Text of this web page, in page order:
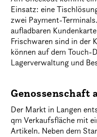
Einsatz: eine
zwei Payment-
aufladbaren
Frischwaren sind in der
können auf dem Touch-
Lagerverwaltung und
Genossenschaft
Der Markt in Langen
qm Verkaufsfläche mit
Artikeln. Neben dem